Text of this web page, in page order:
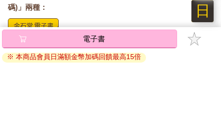
碼)」兩種：
將儲存於會員中心→電子書服務「我的e書櫃」，點選線上
閱讀直接開啟閱讀。
線上閱讀：
電子書
※ 本商品會員日滿額金幣加碼回饋最高15倍
日